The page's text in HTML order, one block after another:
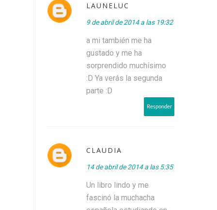
LAUNELUC
9 de abril de 2014 a las 19:32
a mi también me ha
gustado y me ha
sorprendido muchísimo
:D Ya verás la segunda
parte :D
Responder
CLAUDIA
14 de abril de 2014 a las 5:35
Un libro lindo y me
fascinó la muchacha